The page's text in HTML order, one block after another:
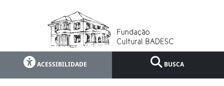
ACESSIBILIDADE BUSCA